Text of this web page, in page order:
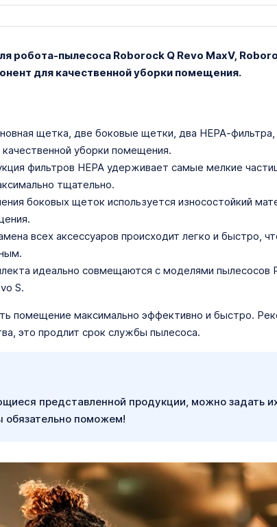
робота-пылесоса Roborock Q Revo MaxV,
для качественной уборки помещения.
щетка, две боковые щетки, два НЕРА-
уборки помещения.
фильтров НЕРА удерживает самые мелкие
тщательно.
боковых щеток используется износостойкий
всех аксессуаров происходит легко и быстро,
идеально совмещаются с моделями пылесосов
S.
помещение максимально эффективно и быстро.
это продлит срок службы пылесоса.
представленной продукции, можно задать
обязательно поможем!